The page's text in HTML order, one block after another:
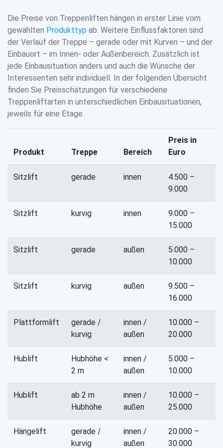
Die Preise von Treppenliften hängen in erster Linie vom
gewählten Produkttyp ab. Weitere Einflussfaktoren sind
der Verlauf der Treppe – gerade oder mit Kurven – und der
Einbauort – im Innen- oder Außenbereich. Zusätzlich ist
jede Einbausituation anders und auch die Wünsche der
Interessenten sehr individuell. In der folgenden Übersicht
finden Sie Preisschätzungen für verschiedene
Treppenliftarten in unterschiedlichen Einbausituationen,
jeweils für eine Etage.
Produkt Treppe Bereich
Preis in
Euro
Sitzlift gerade innen
4.500 –
9.000
Sitzlift kurvig innen
9.000 –
15.000
Sitzlift gerade außen
5.000 –
10.000
Sitzlift kurvig außen
9.500 –
16.000
Plattformlift
gerade /
kurvig
innen /
außen
10.000 –
20.000
Hublift
Hubhöhe <
2 m
innen /
außen
5.000 –
10.000
Hublift
ab 2 m
Hubhöhe
innen /
außen
10.000 –
25.000
Hängelift
gerade /
kurvig
innen /
außen
20.000 –
30.000